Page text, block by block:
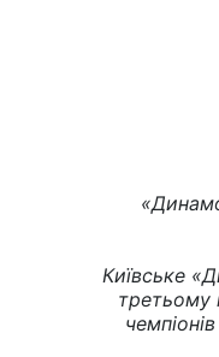
Київське
третьому
чемпіонів